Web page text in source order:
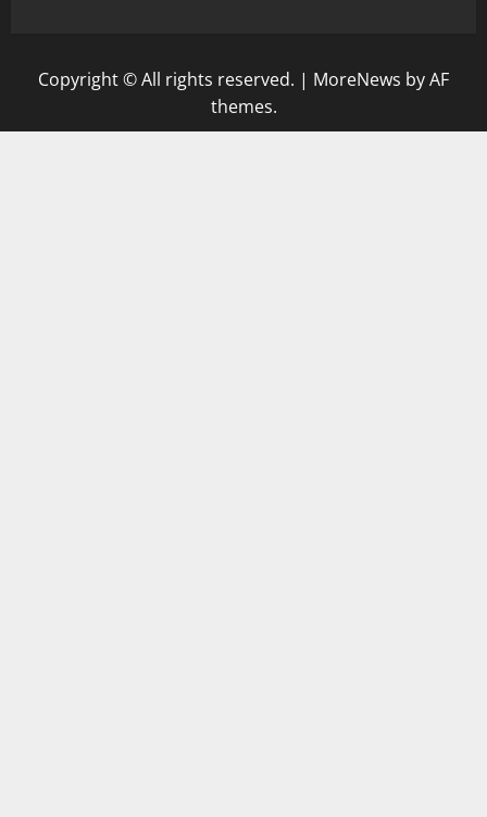
Copyright © All rights reserved. | MoreNews by AF
themes.